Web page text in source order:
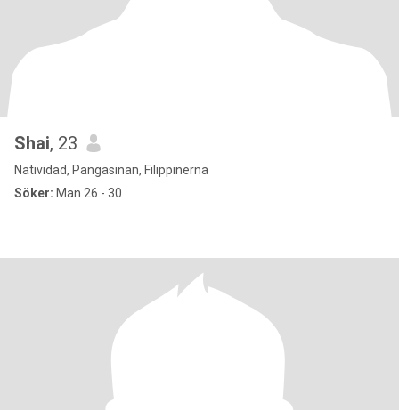
Shai, 23
Natividad, Pangasinan, Filippinerna
Söker: Man 26 - 30